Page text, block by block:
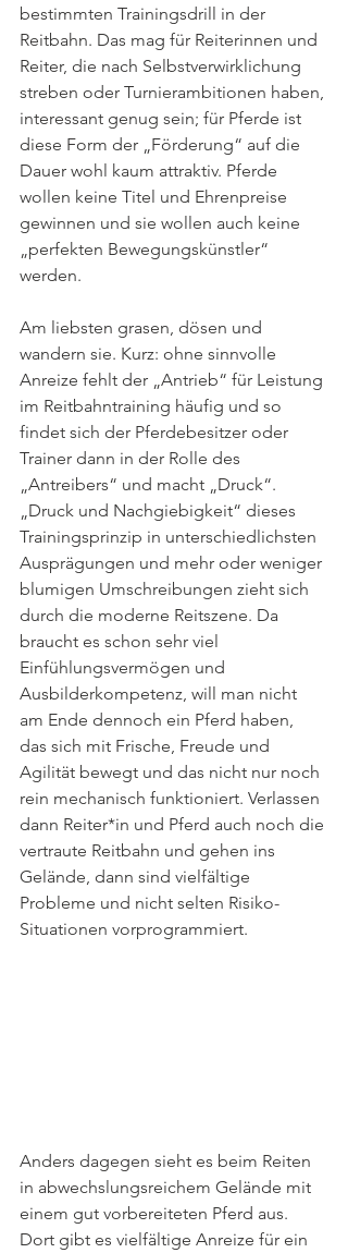
bestimmten Trainingsdrill in der
Reitbahn. Das mag für Reiterinnen und
Reiter, die nach Selbstverwirklichung
streben oder Turnierambitionen haben,
interessant genug sein; für Pferde ist
diese Form der „Förderung“ auf die
Dauer wohl kaum attraktiv. Pferde
wollen keine Titel und Ehrenpreise
gewinnen und sie wollen auch keine
„perfekten Bewegungskünstler“
werden.
Am liebsten grasen, dösen und
wandern sie. Kurz: ohne sinnvolle
Anreize fehlt der „Antrieb“ für Leistung
im Reitbahntraining häufig und so
findet sich der Pferdebesitzer oder
Trainer dann in der Rolle des
„Antreibers“ und macht „Druck“.
„Druck und Nachgiebigkeit“ dieses
Trainingsprinzip in unterschiedlichsten
Ausprägungen und mehr oder weniger
blumigen Umschreibungen zieht sich
durch die moderne Reitszene. Da
braucht es schon sehr viel
Einfühlungsvermögen und
Ausbilderkompetenz, will man nicht
am Ende dennoch ein Pferd haben,
das sich mit Frische, Freude und
Agilität bewegt und das nicht nur noch
rein mechanisch funktioniert. Verlassen
dann Reiter*in und Pferd auch noch die
vertraute Reitbahn und gehen ins
Gelände, dann sind vielfältige
Probleme und nicht selten Risiko-
Situationen vorprogrammiert.
Anders dagegen sieht es beim Reiten
in abwechslungsreichem Gelände mit
einem gut vorbereiteten Pferd aus.
Dort gibt es vielfältige Anreize für ein